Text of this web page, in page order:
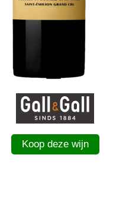
Koop deze wijn